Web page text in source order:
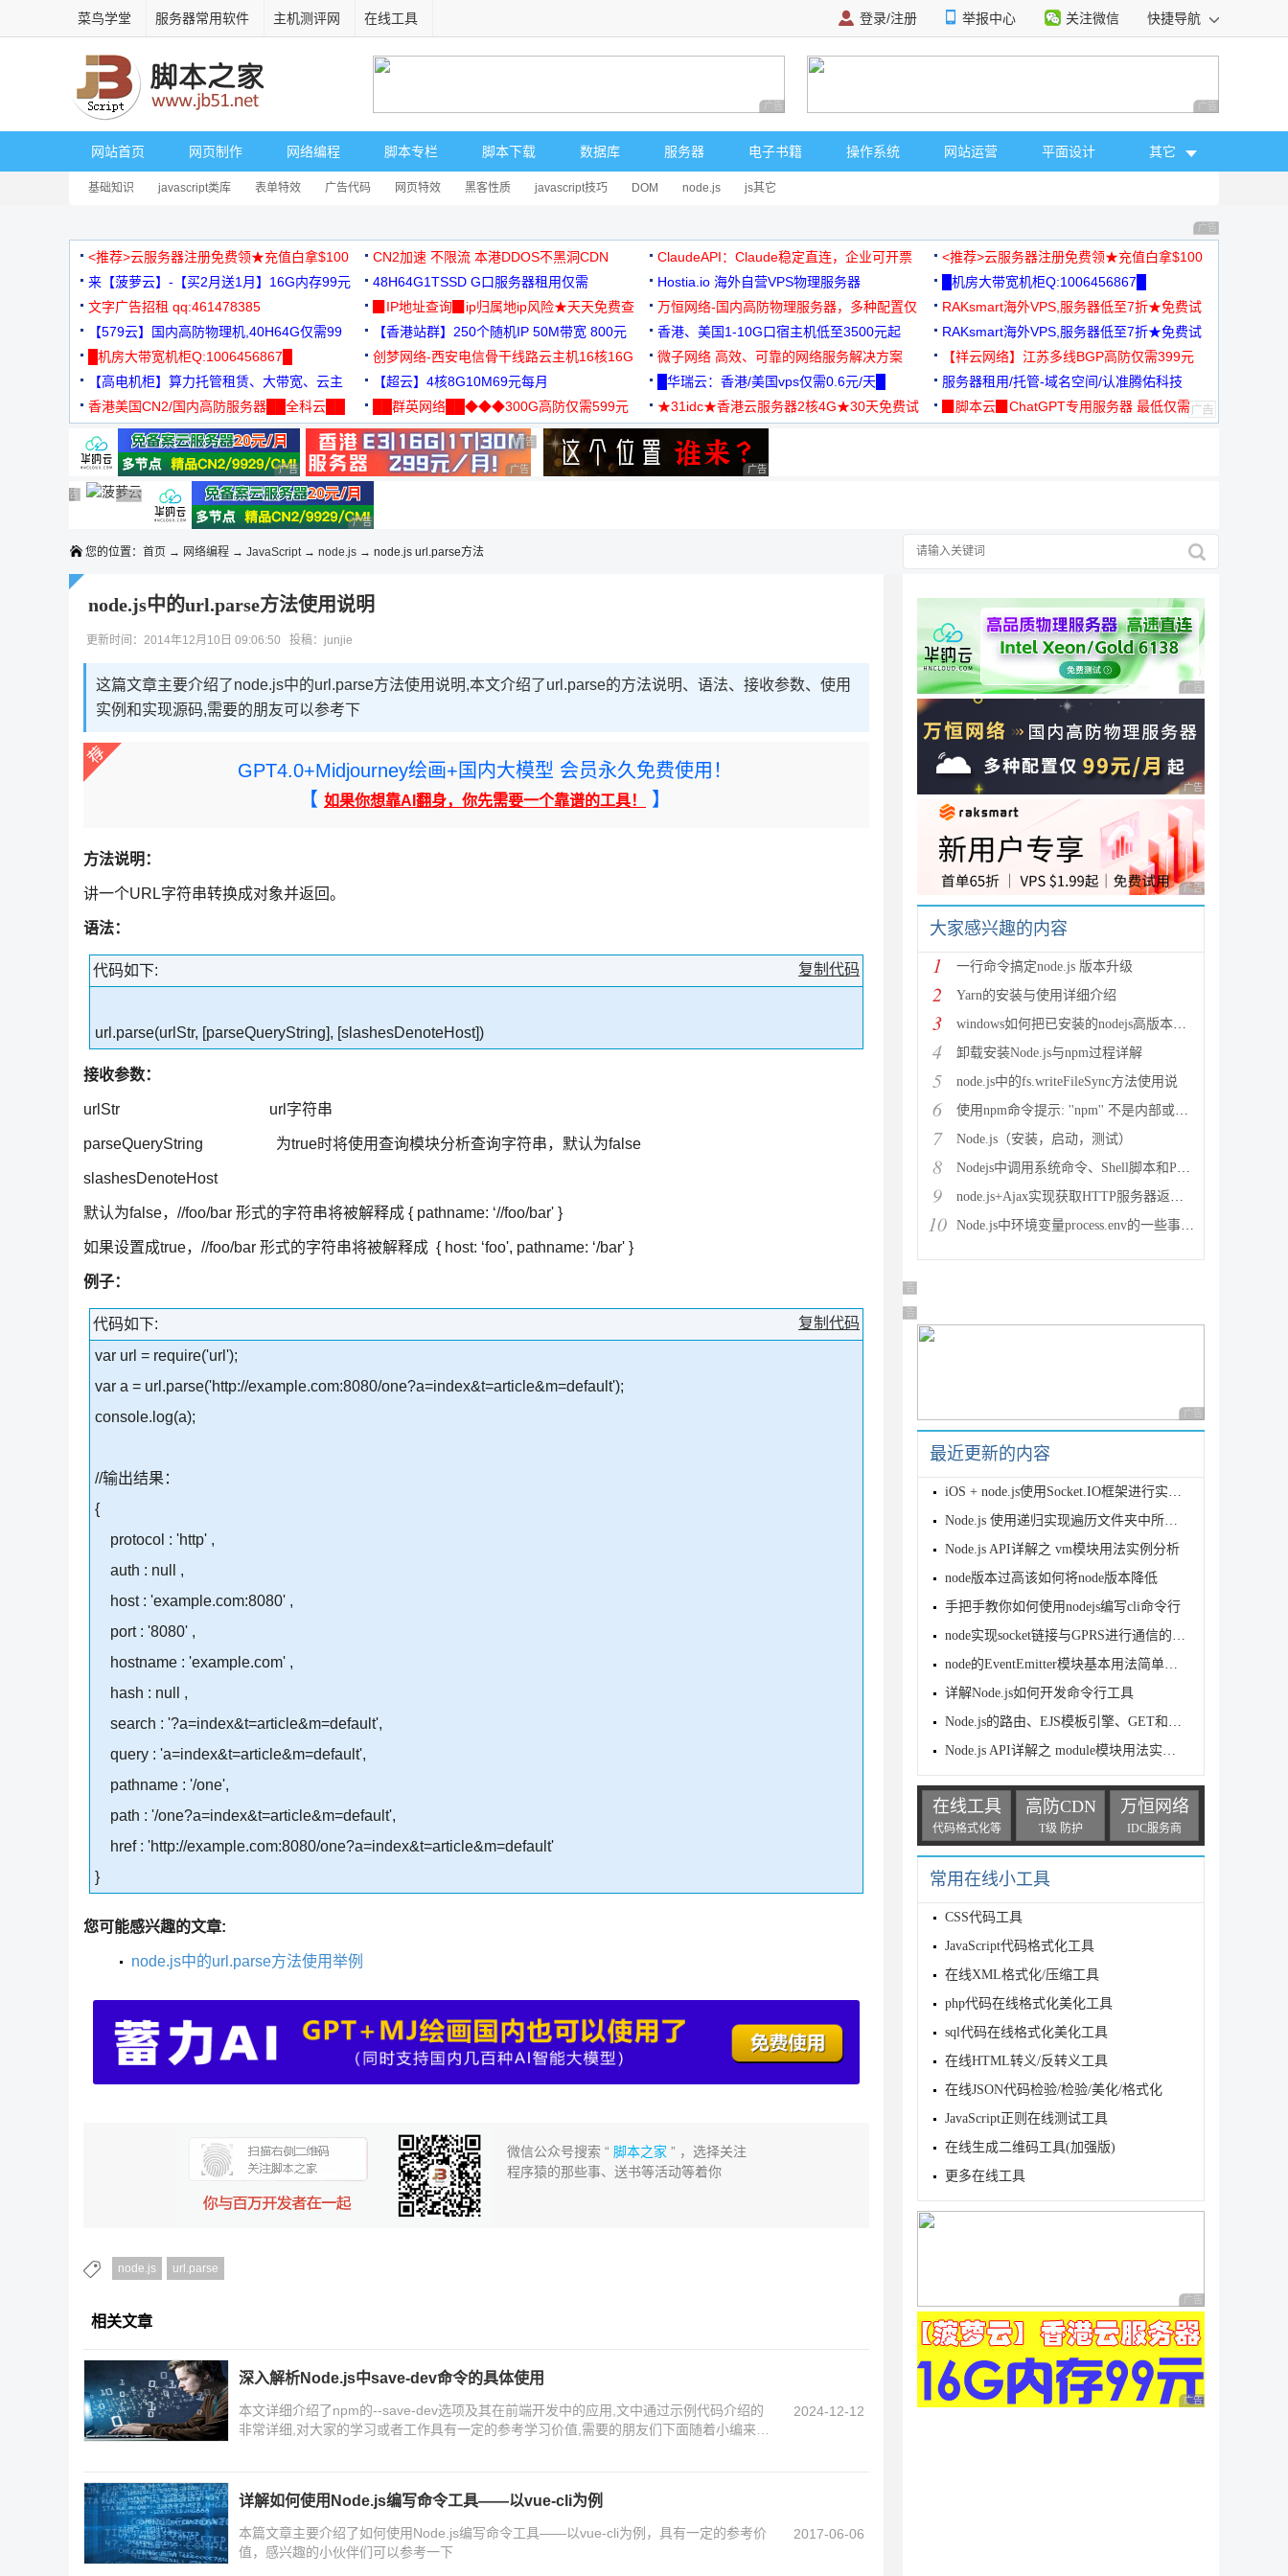
菜鸟学堂 服务器常用软件 主机测评网 在线工具 登录/注册 举报中心 关注微信 快捷导航
广告 商业广告，理性选择 广告 商业广告，理
网站首页 网页制作 网络编程 脚本专栏 脚本下载 数据库 服务器 电子书籍 操作系统 网站运营 平面设计 其它
基础知识 javascript类库 表单特效 广告代码 网页特效 黑客性质 javascript技巧 DOM node.js js其它
广告 商业广告，理
<推荐>云服务器注册免费领★充值白拿$100 CN2加速 不限流 本港DDOS不黑洞CDN ClaudeAPI：Claude稳定直连，企业可开票
<推荐>云服务器注册免费领★充值白拿$100
来【菠萝云】-【买2月送1月】16G内存99元
48H64G1TSSD G口服务器租用仅需
3000+可免费测试
Hostia.io 海外自营VPS物理服务器
█机房大带宽机柜Q:1006456867█
文字广告招租 qq:461478385
▉IP地址查询▉ip归属地ip风险★天天免费查
万恒网络-国内高防物理服务器，多种配置仅
99元/月起
RAKsmart海外VPS,服务器低至7折★免费试
用★
【579云】国内高防物理机,40H64G仅需99
元
【香港站群】250个随机IP 50M带宽 800元 香港、美国1-10G口宿主机低至3500元起
RAKsmart海外VPS,服务器低至7折★免费试
用★
█机房大带宽机柜Q:1006456867█
创梦网络-西安电信骨干线路云主机16核16G
88元/月
微子网络 高效、可靠的网络服务解决方案
【祥云网络】江苏多线BGP高防仅需399元
【高电机柜】算力托管租赁、大带宽、云主
机
【超云】4核8G10M69元每月 █华瑞云：香港/美国vps仅需0.6元/天█
服务器租用/托管-域名空间/认准腾佑科技
香港美国CN2/国内高防服务器██全科云██
██群英网络██◆◆◆300G高防仅需599元
◆◆◆
★31idc★香港云服务器2核4G★30天免费试
用◆
▉脚本云▉ChatGPT专用服务器 最低仅需
广告 商业广告，理性选择
广告 商业广告，理性选择 广告 商业广告，理性选择
广告 商业广告，理性选择
广告 商业广告，理性选择
广告 商业广告，理性选择
广告 商业广告，理性选择
广告 商业广告，理性选择广告 商业广告，理性选择
广告 商业广告，理性选择
您的位置： 首页 → 网络编程 → JavaScript→ node.js → node.js url.parse方法
node.js中的url.parse方法使用说明
更新时间：2014年12月10日 09:06:50 投稿：junjie
这篇文章主要介绍了node.js中的url.parse方法使用说明,本文介绍了url.parse的方法说明、语法、接收参数、使用
实例和实现源码,需要的朋友可以参考下
GPT4.0+Midjourney绘画+国内大模型 会员永久免费使用！
【 如果你想靠AI翻身，你先需要一个靠谱的工具！ 】
方法说明：
讲一个URL字符串转换成对象并返回。
语法：
复制代码
代码如下:
url.parse(urlStr, [parseQueryString], [slashesDenoteHost])
接收参数：
urlStr url字符串
parseQueryString 为true时将使用查询模块分析查询字符串，默认为false
slashesDenoteHost
默认为false，//foo/bar 形式的字符串将被解释成 { pathname: ‘//foo/bar' }
如果设置成true，//foo/bar 形式的字符串将被解释成 { host: ‘foo', pathname: ‘/bar' }
例子：
复制代码
代码如下:
var url = require('url');
var a = url.parse('http://example.com:8080/one?a=index&t=article&m=default');
console.log(a);
//输出结果：
{
protocol : 'http' ,
auth : null ,
host : 'example.com:8080' ,
port : '8080' ,
hostname : 'example.com' ,
hash : null ,
search : '?a=index&t=article&m=default',
query : 'a=index&t=article&m=default',
pathname : '/one',
path : '/one?a=index&t=article&m=default',
href : 'http://example.com:8080/one?a=index&t=article&m=default'
}
您可能感兴趣的文章:
node.js中的url.parse方法使用举例
微信公众号搜索 “脚本之家 ” ，选择关注
程序猿的那些事、送书等活动等着你
node.js url.parse
相关文章
深入解析Node.js中save-dev命令的具体使用
本文详细介绍了npm的--save-dev选项及其在前端开发中的应用,文中通过示例代码介绍的
非常详细,对大家的学习或者工作具有一定的参考学习价值,需要的朋友们下面随着小编来一
2024-12-12
详解如何使用Node.js编写命令工具——以vue-cli为例
本篇文章主要介绍了如何使用Node.js编写命令工具——以vue-cli为例，具有一定的参考价
值，感兴趣的小伙伴们可以参考一下
2017-06-06
广告 商业广告，理性
广告 商业广告，理性
广告 商业广告，理性
大家感兴趣的内容
1 一行命令搞定node.js 版本升级
2 Yarn的安装与使用详细介绍
3 windows如何把已安装的nodejs高版本降级为低版本(
4 卸载安装Node.js与npm过程详解
5 node.js中的fs.writeFileSync方法使用说
6 使用npm命令提示: ''npm'' 不是内部或外部命令,也
7 Node.js（安装，启动，测试）
8 Nodejs中调用系统命令、Shell脚本和Python脚本
9 node.js+Ajax实现获取HTTP服务器返回数据
10 Node.js中环境变量process.env的一些事详解
广告 商业广告，理性选择
广告 商业广告，理性选择
广告 商业广告，理性
最近更新的内容
iOS + node.js使用Socket.IO框架进行实时通信示例
Node.js 使用递归实现遍历文件夹中所有文件
Node.js API详解之 vm模块用法实例分析
node版本过高该如何将node版本降低
手把手教你如何使用nodejs编写cli命令行
node实现socket链接与GPRS进行通信的方法
node的EventEmitter模块基本用法简单实现示例
详解Node.js如何开发命令行工具
Node.js的路由、EJS模板引擎、GET和POST请求讲解
Node.js API详解之 module模块用法实例分析
在线工具
代码格式化等
高防CDN
T级 防护
万恒网络
IDC服务商
常用在线小工具
CSS代码工具
JavaScript代码格式化工具
在线XML格式化/压缩工具
php代码在线格式化美化工具
sql代码在线格式化美化工具
在线HTML转义/反转义工具
在线JSON代码检验/检验/美化/格式化
JavaScript正则在线测试工具
在线生成二维码工具(加强版)
更多在线工具
广告 商业广告，理性
广告 商业广告，理性